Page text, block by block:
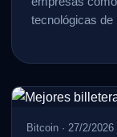
tecnológicas
Bitcoin · 27/2/2026